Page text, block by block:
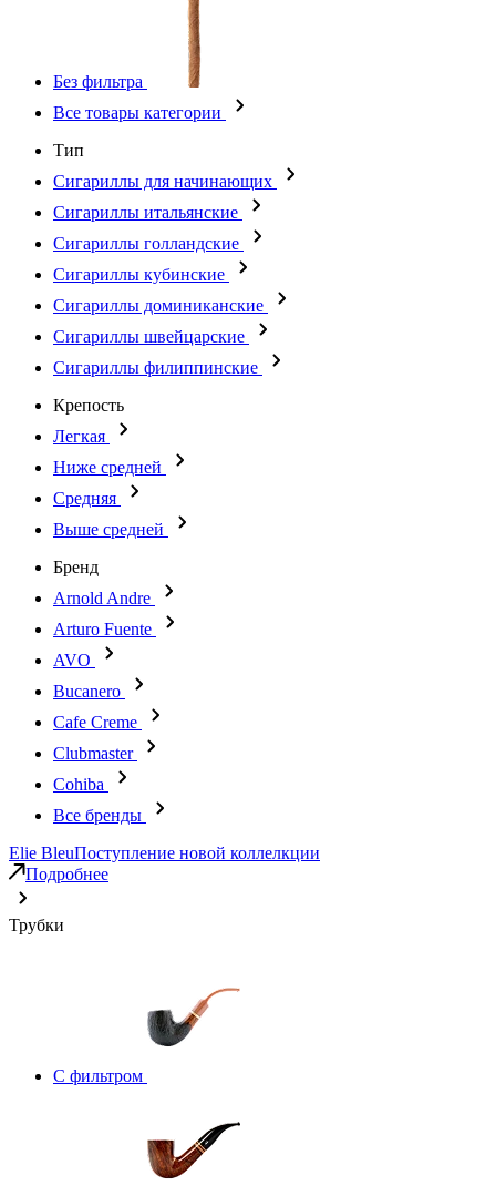
Без фильтра
Все товары категории
Тип
Сигариллы для начинающих
Сигариллы итальянские
Сигариллы голландские
Сигариллы кубинские
Сигариллы доминиканские
Сигариллы швейцарские
Сигариллы филиппинские
Крепость
Легкая
Ниже средней
Средняя
Выше средней
Бренд
Arnold Andre
Arturo Fuente
AVO
Bucanero
Cafe Creme
Clubmaster
Cohiba
Все бренды
Elie BleuПоступление новой коллелкции
Подробнее
Трубки
С фильтром